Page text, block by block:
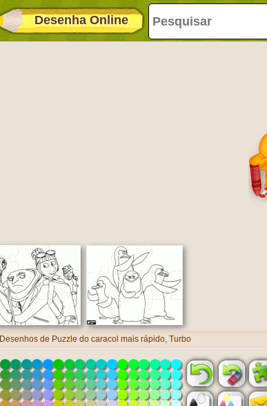
Desenha Online
Desenhos de Puzzle do caracol mais rápido, Turbo